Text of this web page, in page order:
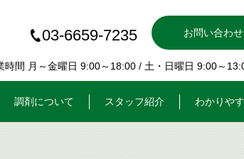
03-6659-7235 お問い合わ
時間 月～金曜日 9:00～18:00 / 土・日曜日 9:00～
調剤について スタッフ紹介 わかりや